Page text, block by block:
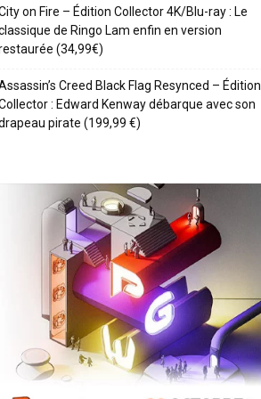
on Fire – Édition Collector 4K/Blu-ray : Le
de Ringo Lam enfin en version
(34,99€)
Creed Black Flag Resynced – Édition
: Edward Kenway débarque avec son
pirate (199,99 €)